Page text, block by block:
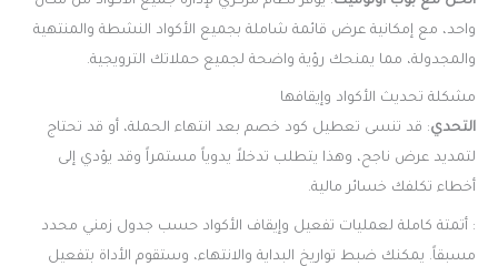
واحد، مع إمكانية عرض قائمة شاملة بجميع الأكواد النشطة والمنتهية
والمجدولة، مما يمنحك رؤية واضحة لجميع حملاتك الترويجية.
مشكلة تحديث الأكواد وإيقافها
التحدي: قد تنسى تعطيل كود خصم بعد انتهاء الحملة، أو قد تحتاج
لتمديد عرض ناجح، وهذا يتطلب تدخلاً يدوياً مستمراً وقد يؤدي إلى
أخطاء تكلفك خسائر مالية.
: أتمتة كاملة لعمليات تفعيل وإيقاف الأكواد حسب جدول زمني محدد
مسبقاً. يمكنك ضبط تواريخ البداية والانتهاء، وستقوم الأداة بتفعيل